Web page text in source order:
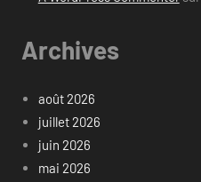
Archives
août 2026
juillet 2026
juin 2026
mai 2026